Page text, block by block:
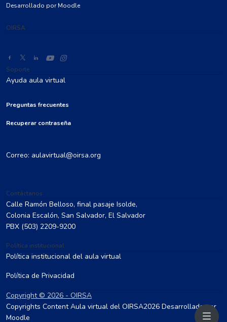
Desarrollado porMoodle
OIRSA
Soporte
Ayuda aula virtual
Preguntas frecuentes
Recuperar contraseña
Correo: aulavirtual@oirsa.org
Contáctanos
Calle Ramón Belloso, final pasaje Isolde,
Colonia Escalón, San Salvador, El Salvador
PBX (503) 2209-9200
Política institucional
Política institucional del aula virtual
Política de Privacidad
Copyright © 2026 - OIRSA
Copyrights Content Aula virtual del OIRSA2026 Desarrollado por
Moodle